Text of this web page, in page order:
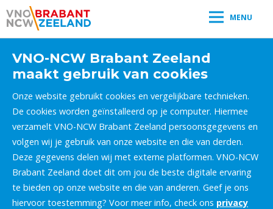
MENU
VNO-NCW Brabant Zeeland
maakt gebruik van cookies
Onze website gebruikt cookies en vergelijkbare technieken.
De cookies worden geïnstalleerd op je computer. Hiermee
verzamelt VNO-NCW Brabant Zeeland persoonsgegevens en
volgen wij je gebruik van onze website en die van derden.
Deze gegevens delen wij met externe platformen. VNO-NCW
Brabant Zeeland doet dit om jou de beste digitale ervaring
te bieden op onze website en die van anderen. Geef je ons
hiervoor toestemming? Voor meer info, check ons privacy